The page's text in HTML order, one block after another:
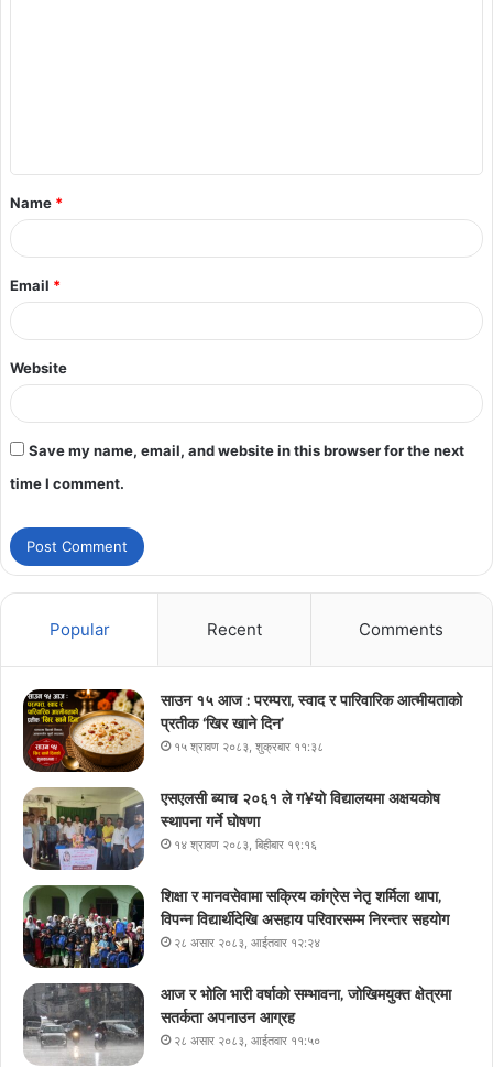
Name *
Email *
Website
Save my name, email, and website in this browser for the next
time I comment.
Popular Recent Comments
साउन १५ आज : परम्परा, स्वाद र पारिवारिक आत्मीयताको
प्रतीक ‘खिर खाने दिन’
१५ श्रावण २०८३, शुक्रबार ११:३८
एसएलसी ब्याच २०६१ ले ग¥यो विद्यालयमा अक्षयकोष
स्थापना गर्ने घोषणा
१४ श्रावण २०८३, बिहीबार १९:१६
शिक्षा र मानवसेवामा सक्रिय कांग्रेस नेतृ शर्मिला थापा,
विपन्न विद्यार्थीदेखि असहाय परिवारसम्म निरन्तर सहयोग
२८ असार २०८३, आईतवार १२:२४
आज र भोलि भारी वर्षाको सम्भावना, जोखिमयुक्त क्षेत्रमा
सतर्कता अपनाउन आग्रह
२८ असार २०८३, आईतवार ११:५०